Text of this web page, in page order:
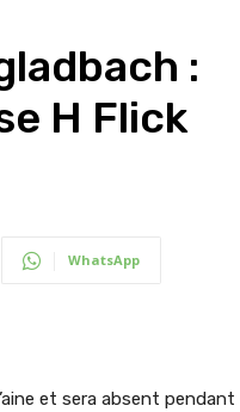
:
H Flick
WhatsApp
et sera absent